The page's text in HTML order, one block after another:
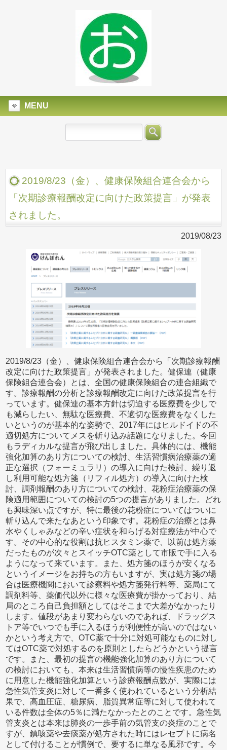
MENU
2019/8/23（金）、健康保険組合連合会から
「次期診療報酬改定に向けた政策提言」が発表
されました。
2019/08/23
2019/8/23（金）、健康保険組合連合会から「次期診療報酬
改定に向けた政策提言」が発表されました。健保連（健康
保険組合連合会）とは、全国の健康保険組合の連合組織で
す。診療報酬の分析と診療報酬改定に向けた政策提言を行
っています。健保連の基本方針は切迫する医療費を少しで
も減らしたい、無駄な医療費、不適切な医療費をなくした
いというのが基本的な姿勢で、2017年にはヒルドイドの不
適切処方についてメスを斬り込み話題になりました。今回
もラディカルな提言が飛び出しました。具体的には、機能
強化加算のあり方についての検討、生活習慣病治療薬の適
正な選択（フォーミュラリ）の導入に向けた検討、繰り返
し利用可能な処方箋（リフィル処方）の導入に向けた検
討、調剤報酬のあり方についての検討、花粉症治療薬の保
険適用範囲についての検討の5つの提言がありました。どれ
も興味深い点ですが、特に最後の花粉症についてはついに
斬り込んで来たなあという印象です。花粉症の治療とは鼻
水やくしゃみなどの辛い症状を和らげる対症療法が中心で
す。その中心的な役割は抗ヒスタミン薬で、以前は処方薬
だったものが次々とスイッチOTC薬として市販で手に入る
ようになって来ています。また、処方箋のほうが安くなる
というイメージをお持ちの方もいますが、実は処方箋の場
合は医療機関において診察料や処方箋発行料等、薬局にて
調剤料等、薬価代以外に様々な医療費が掛かっており、結
局のところ自己負担額としてはそこまで大差がなかったり
します。値段があまり変わらないのであれば、ドラッグス
トア等でいつでも手に入るほうが利便性が高いのではない
かという考え方で、OTC薬で十分に対処可能なものに対し
てはOTC薬で対処するのを原則としたらどうかという提言
です。また、最初の提言の機能強化加算のあり方について
の検討においても、本来は生活習慣病等の慢性疾患のため
に用意した機能強化加算という診療報酬点数が、実際には
急性気管支炎に対して一番多く使われているという分析結
果で、高血圧症、糖尿病、脂質異常症等に対して使われて
いる件数は全体の5％に満たなかったとのことです。急性気
管支炎とは本来は肺炎の一歩手前の気管支の炎症のことで
すが、鎮咳薬や去痰薬が処方された時にはレセプトに病名
として付けることが慣例で、要するに単なる風邪です。今